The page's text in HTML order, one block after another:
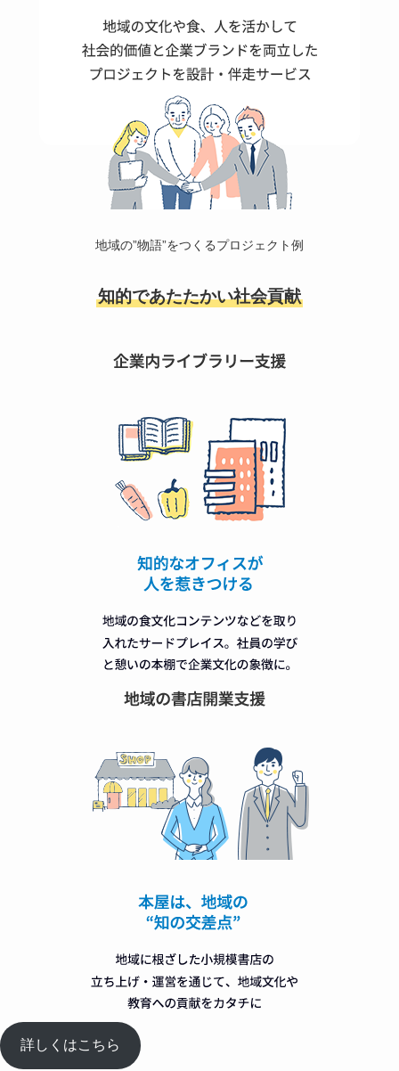
地域の”物語”をつくるプロジェクト例
知的であたたかい社会貢献
詳しくはこちら